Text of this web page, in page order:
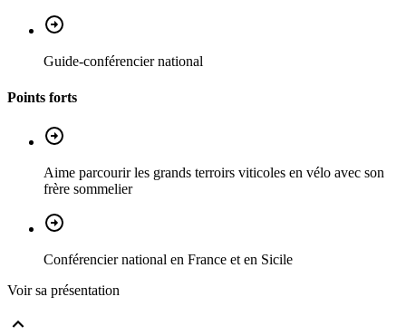
Guide-conférencier national
Points forts
Aime parcourir les grands terroirs viticoles en vélo avec son
frère sommelier
Conférencier national en France et en Sicile
Voir sa présentation